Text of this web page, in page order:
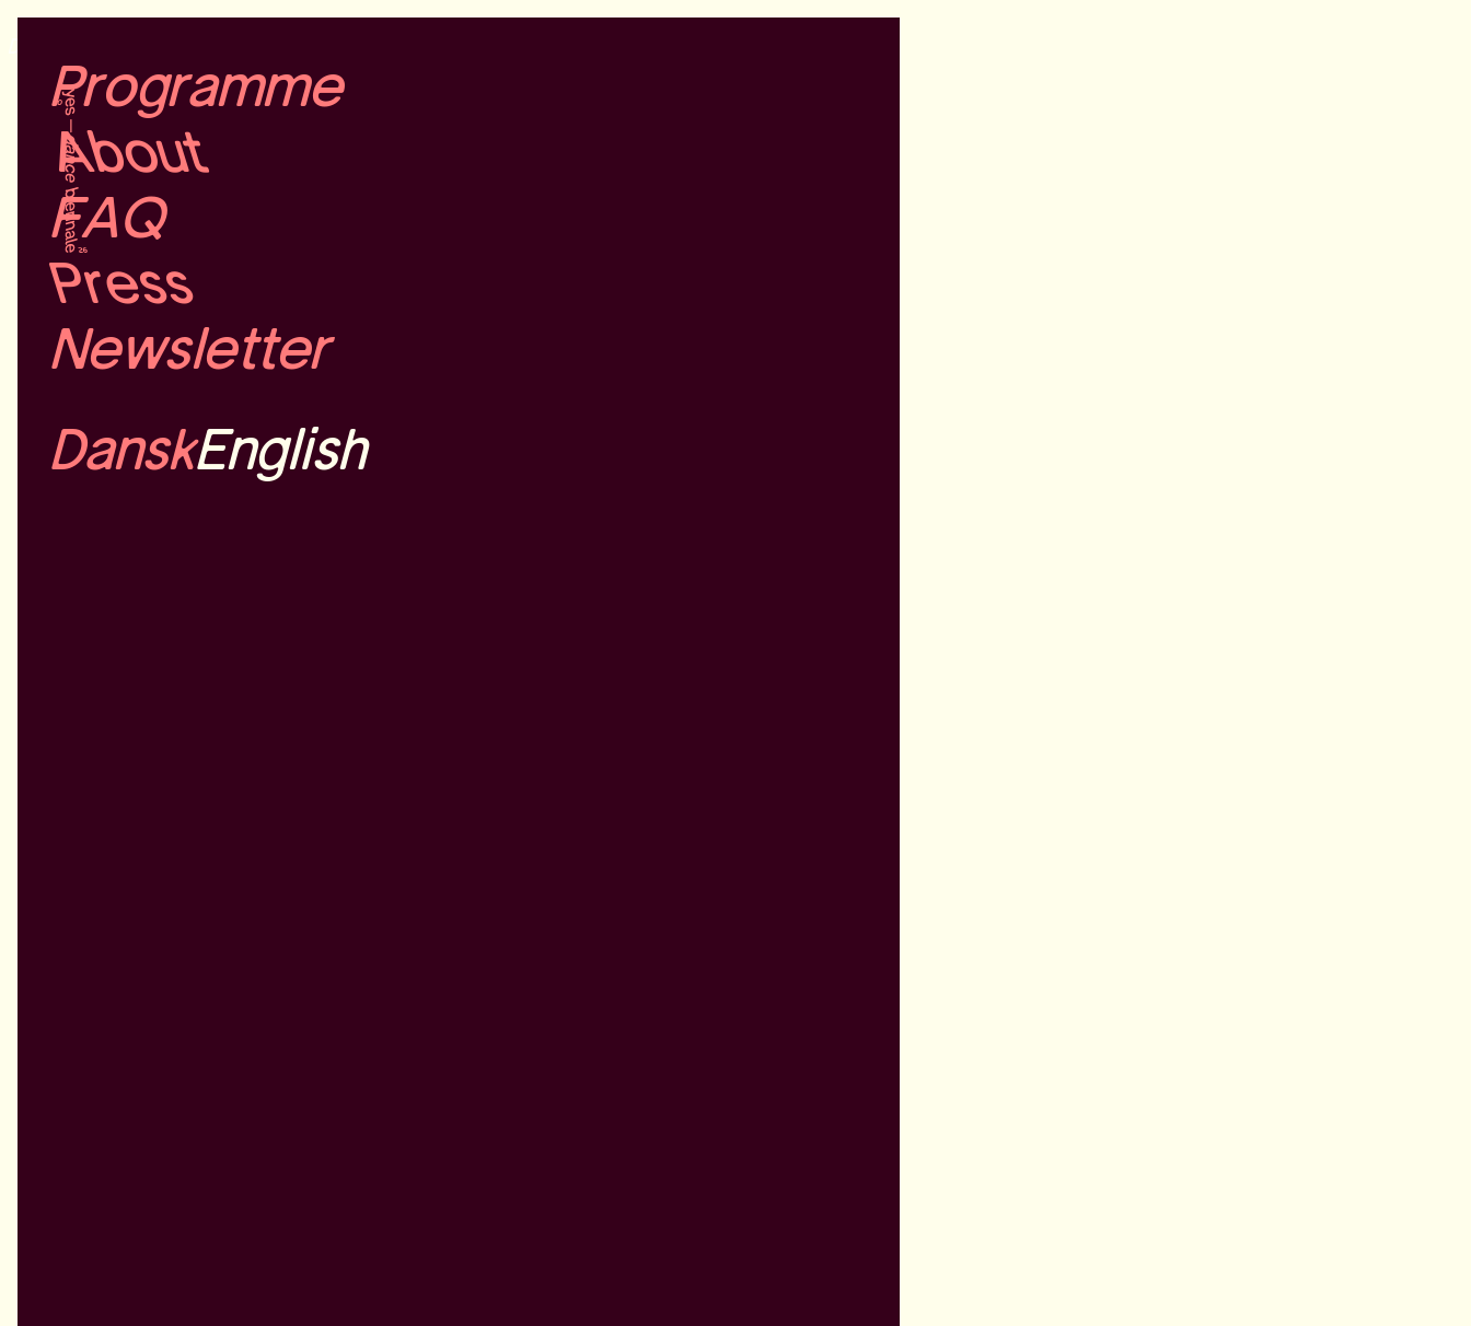
Programme
About
FAQ
Press
Newsletter
DanskEnglish